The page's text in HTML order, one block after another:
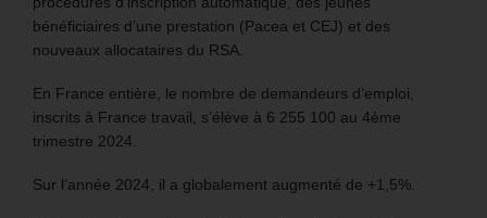
bénéficiaires d’une prestation (Pacea et CEJ) et des
nouveaux allocataires du RSA.
En France entière, le nombre de demandeurs d’emploi,
inscrits à France travail, s’élève à 6 255 100 au 4ème
trimestre 2024.
Sur l’année 2024, il a globalement augmenté de +1,5%.